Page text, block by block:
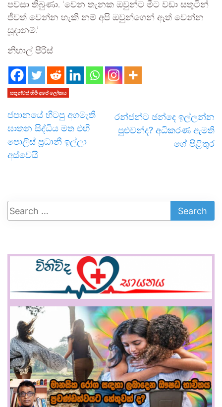
පවසා තිබුණා. ‘වෙන තැනක ඔවුන්ට මීට වඩා සතුටින්
ජීවත් වෙන්න හැකි නම් අපි ඔවුන්ගෙන් ඈත් වෙන්න
සූදානම්.’
නිහාල් පීරිස්
සතුන්ටත් හිමි අපේ ලෝකය
ජපානයේ හිටපු අගමැති
ඝාතන සිද්ධිය මත එහි
පොලිස් ප්‍රධානී ඉල්ලා
අස්වෙයි
රන්ජන්ට ඡන්දෙ ඉල්ලන්න
පුළුවන්ද? අධිකරණ ඇමති
ගේ පිළිතුර